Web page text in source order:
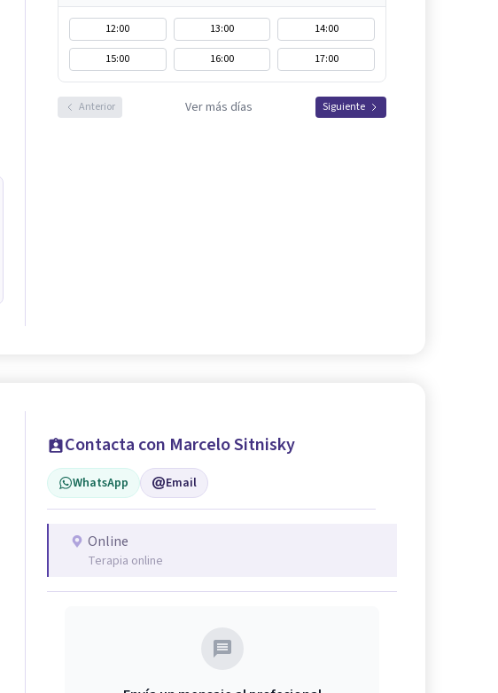
12:00 13:00
14:00
15:00
16:00 17:00
Anterior Ver más días Siguiente
Contacta con Marcelo Sitnisky
WhatsApp Email
Online
Terapia online